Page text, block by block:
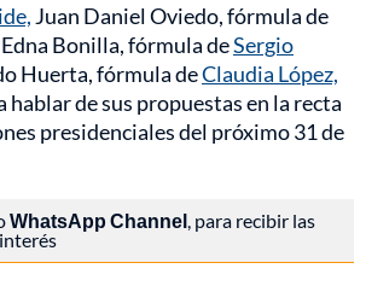
Juan Daniel Oviedo, fórmula de
Edna Bonilla, fórmula deSergio
Huerta, fórmula deClaudia López,
hablar de sus propuestas en la recta
presidenciales del próximo 31 de
WhatsApp Channel , para recibir las